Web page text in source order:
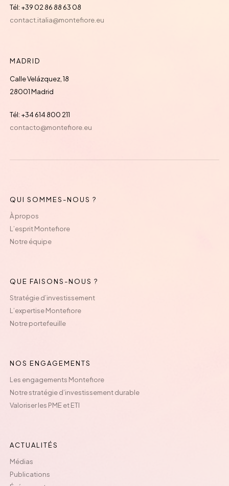
Tél: +39 02 86 88 63 08
contact.italia@montefiore.eu
MADRID
Calle Velázquez, 18
28001 Madrid
Tél: +34 614 800 211
contacto@montefiore.eu
QUI SOMMES-NOUS ?
À propos
L’esprit Montefiore
Notre équipe
QUE FAISONS-NOUS ?
Stratégie d’investissement
L’expertise Montefiore
Notre portefeuille
NOS ENGAGEMENTS
Les engagements Montefiore
Notre stratégie d’investissement durable
Valoriser les PME et ETI
ACTUALITÉS
Médias
Publications